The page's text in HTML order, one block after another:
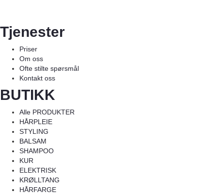
Tjenester
Priser
Om oss
Ofte stilte spørsmål
Kontakt oss
BUTIKK
Alle PRODUKTER
HÅRPLEIE
STYLING
BALSAM
SHAMPOO
KUR
ELEKTRISK
KRØLLTANG
HÅRFARGE